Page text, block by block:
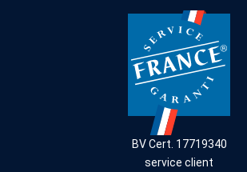
BV Cert. 17719340
service client